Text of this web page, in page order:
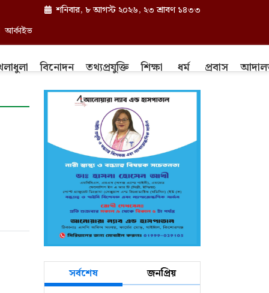
শনিবার, ৮ আগস্ট ২০২৬, ২৩ শ্রাবণ ১৪৩৩
আর্কাইভ
বিনোদন তথ্যপ্রযুক্তি শিক্ষা ধর্ম প্রবাস
সর্বশেষ জনপ্রিয়